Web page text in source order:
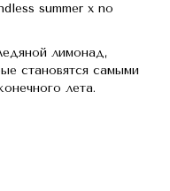
summer x no
лимонад,
становятся самыми
лета.